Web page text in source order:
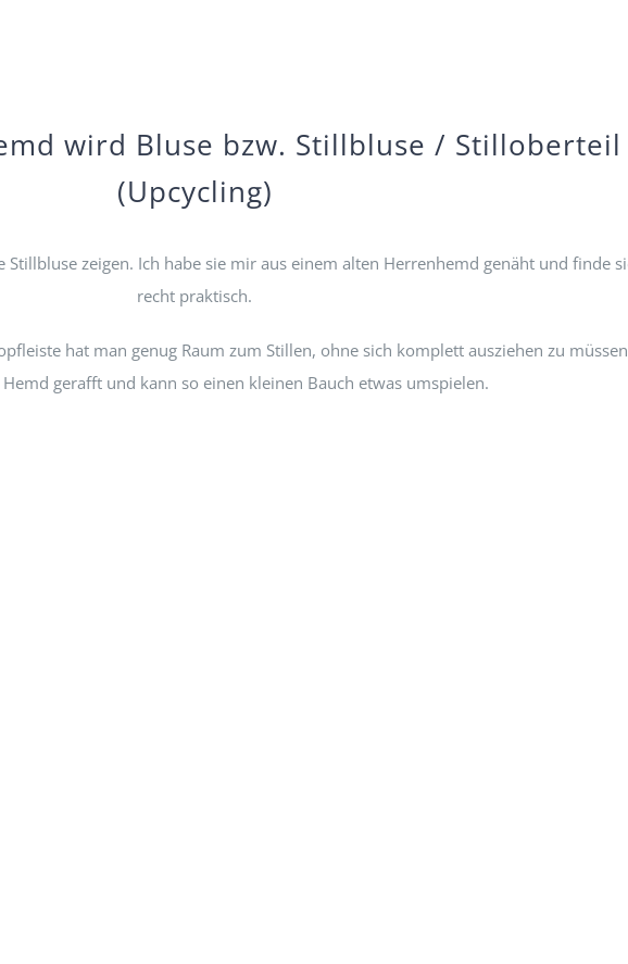
wird Bluse bzw. Stillbluse / Stilloberteil
(Upcycling)
Stillbluse zeigen. Ich habe sie mir aus einem alten Herrenhemd genäht und finde
recht praktisch.
hat man genug Raum zum Stillen, ohne sich komplett ausziehen zu
gerafft und kann so einen kleinen Bauch etwas umspielen.